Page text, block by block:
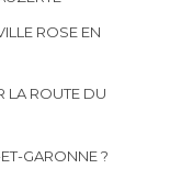
ROSE EN
LA ROUTE DU
GARONNE ?